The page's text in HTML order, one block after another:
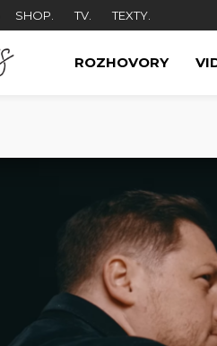
SHOP. TV. TEXTY.
ROZHOVORY